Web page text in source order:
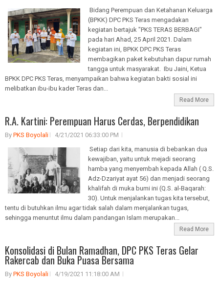
Bidang Perempuan dan Ketahanan Keluarga
(BPKK) DPC PKS Teras mengadakan
kegiatan bertajuk "PKS TERAS BERBAGI"
pada hari Ahad, 25 April 2021. Dalam
kegiatan ini, BPKK DPC PKS Teras
membagikan paket kebutuhan dapur rumah
tangga untuk masyarakat. Ibu Jaini, Ketua
BPKK DPC PKS Teras, menyampaikan bahwa kegiatan bakti sosial ini
melibatkan ibu-ibu kader Teras dan...
Read More
R.A. Kartini: Perempuan Harus Cerdas, Berpendidikan
By PKS Boyolali
4/21/2021 06:33:00 PM
Setiap dari kita, manusia di bebankan dua
kewajiban, yaitu untuk mejadi seorang
hamba yang menyembah kepada Allah ( Q.S.
Adz-Dzariyat ayat 56) dan menjadi seorang
khalifah di muka bumi ini (Q.S. al-Baqarah:
30). Untuk menjalankan tugas kita tersebut,
tentu di butuhkan ilmu agar tidak salah dalam menjalankan tugas,
sehingga menuntut ilmu dalam pandangan Islam merupakan...
Read More
Konsolidasi di Bulan Ramadhan, DPC PKS Teras Gelar
Rakercab dan Buka Puasa Bersama
By PKS Boyolali
4/19/2021 11:18:00 AM